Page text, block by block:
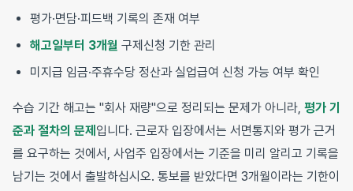
평가·면담·피드백 기록의 존재 여부
해고일부터 3개월 구제신청 기한 관리
미지급 임금·주휴수당 정산과 실업급여 신청 가능 여부 확인
수습 기간 해고는 "회사 재량"으로 정리되는 문제가 아니라, 평가 기
준과 절차의 문제 입니다. 근로자 입장에서는 서면통지와 평가 근거
를 요구하는 것에서, 사업주 입장에서는 기준을 미리 알리고 기록을
남기는 것에서 출발하십시오. 통보를 받았다면 3개월이라는 기한이